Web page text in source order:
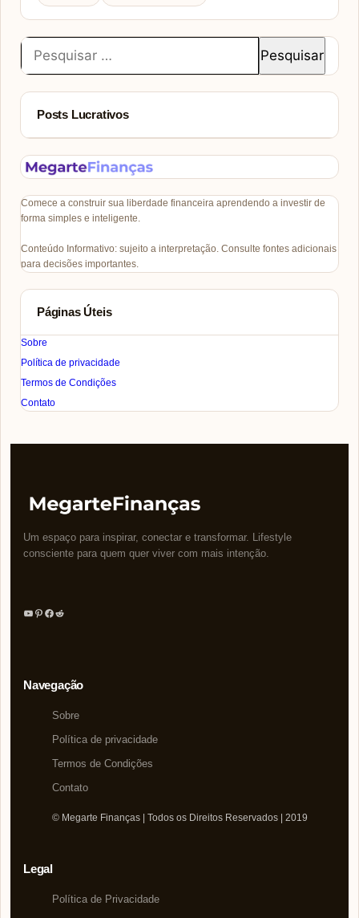
Pesquisar
por:
Posts Lucrativos
Comece a construir sua liberdade financeira aprendendo a investir de
forma simples e inteligente.
Conteúdo Informativo: sujeito a interpretação. Consulte fontes adicionais
para decisões importantes.
Páginas Úteis
Sobre
Política de privacidade
Termos de Condições
Contato
Um espaço para inspirar, conectar e transformar. Lifestyle
consciente para quem quer viver com mais intenção.
Youtube
Pinterest
Facebook
Reddit
Navegação
Sobre
Política de privacidade
Termos de Condições
Contato
© Megarte Finanças | Todos os Direitos Reservados | 2019
Legal
Política de Privacidade